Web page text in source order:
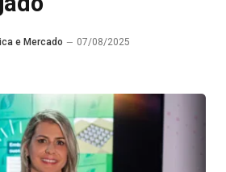
e Mercado
07/08/2025